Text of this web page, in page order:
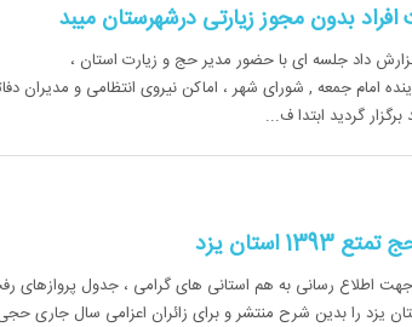
بدون مجوز زیارتی درشهرستان میبد
داد جلسه ای با حضور مدیر حج و زیارت استان ،
امام جمعه , شورای شهر ، اماکن نیروی انتظامی و مدیران
گردید ابتدا ف...
یزد
اطلاع رسانی به هم استانی های گرامی ، جدول پروازهای
کاروانهای حج تمتع سال 1393 استان یزد را بدین شرح منتشر و برای زائران اعزامی سال جاری